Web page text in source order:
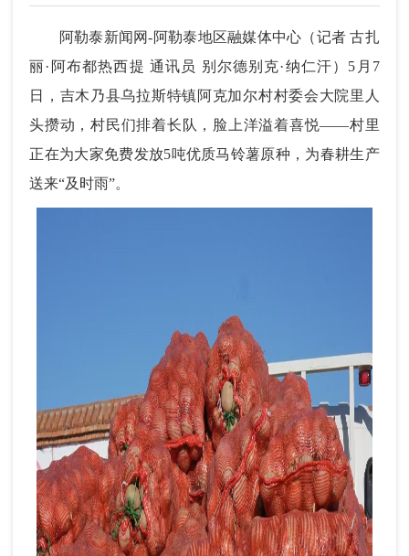
阿勒泰新闻网-阿勒泰地区融媒体中心（记者 古扎
丽·阿布都热西提 通讯员 别尔德别克·纳仁汗）5月7
日，吉木乃县乌拉斯特镇阿克加尔村村委会大院里人
头攒动，村民们排着长队，脸上洋溢着喜悦——村里
正在为大家免费发放5吨优质马铃薯原种，为春耕生产
送来“及时雨”。